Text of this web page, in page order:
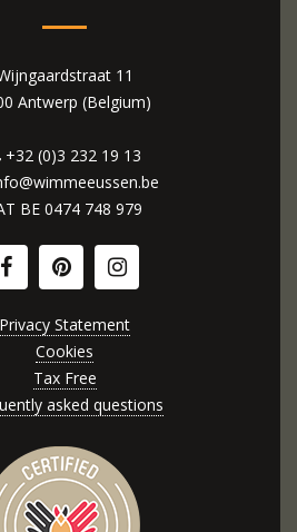
11
Antwerp (Belgium)
+32 (0)3 232 19 13
BE 0474 748 979
Privacy Statement
Cookies
Tax Free
asked questions